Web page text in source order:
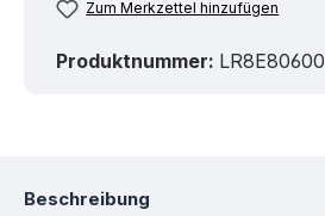
Zum Merkzettel hinzufügen
Produktnummer: LR8E80600
Beschreibung